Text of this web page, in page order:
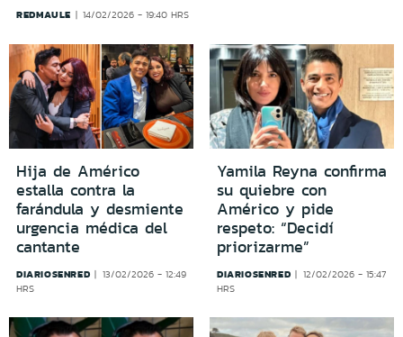
REDMAULE 14/02/2026 - 19:40 HRS
Hija de Américo
estalla contra la
farándula y desmiente
urgencia médica del
cantante
DIARIOSENRED
13/02/2026 - 12:49
HRS
Yamila Reyna confirma
su quiebre con
Américo y pide
respeto: “Decidí
priorizarme”
DIARIOSENRED
12/02/2026 - 15:47
HRS